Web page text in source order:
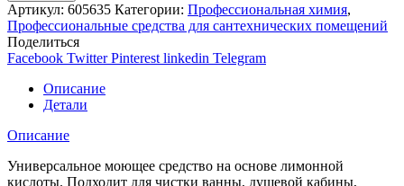
Артикул: 605635 Категории: Профессиональная химия,
Профессиональные средства для сантехнических помещений
Поделиться
Facebook Twitter Pinterest linkedin Telegram
Описание
Детали
Описание
Универсальное моющее средство на основе лимонной
кислоты. Подходит для чистки ванны, душевой кабины,